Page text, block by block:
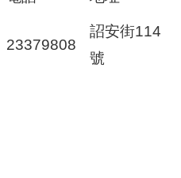
23379808
詔安街114
號